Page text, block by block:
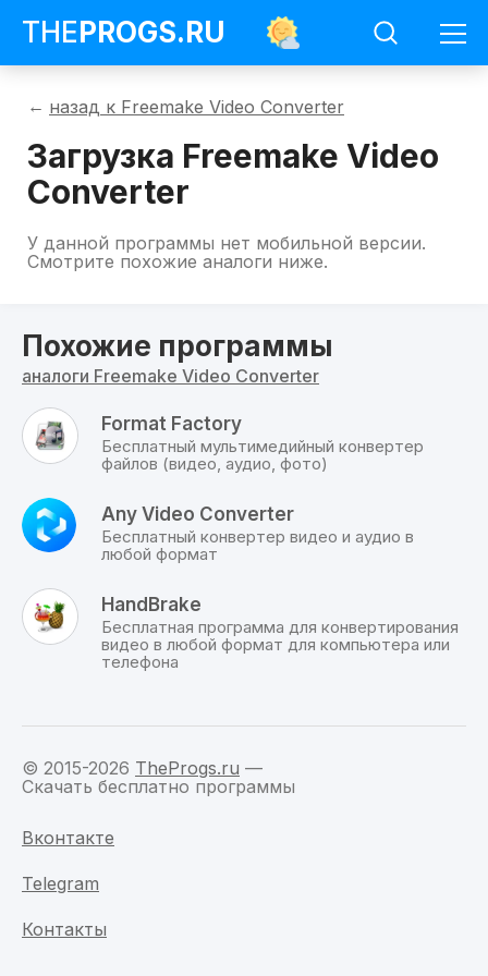
THEPROGS.RU
Программы
Freemake
Converter
Загрузить
Freemake
Video
назад к Freemake Video Converter
Загрузка Freemake Video
Converter
данной
странице
Freemake
Video
Converter
всех
доступных
операционных
систем
официального
сайта
по
У данной программы нет мобильной версии.
Смотрите похожие аналоги ниже.
Похожие программы
аналоги Freemake Video Converter
Format Factory
Бесплатный мультимедийный конвертер
файлов (видео, аудио, фото)
Any Video Converter
Бесплатный конвертер видео и аудио в
любой формат
HandBrake
Бесплатная программа для конвертирования
видео в любой формат для компьютера или
телефона
© 2015-2026 TheProgs.ru —
Скачать бесплатно программы
Вконтакте
Telegram
Контакты